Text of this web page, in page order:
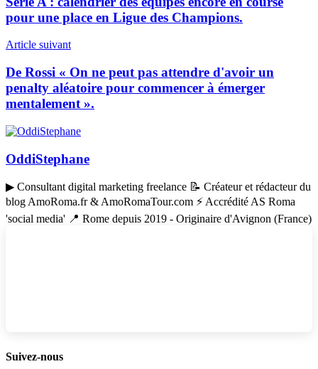
pour une place en Ligue des Champions.
Article suivant
De Rossi « On ne peut pas attendre d'avoir un
penalty aléatoire pour commencer à émerger
mentalement ».
OddiStephane
▶ Consultant digital marketing freelance 📝 Créateur et rédacteur du
blog AmoRoma.fr & AmoRomaTour.com ⚡ Accrédité AS Roma
'social media' 📍 Rome depuis 2019 - Originaire d'Avignon (France)
Suivez-nous